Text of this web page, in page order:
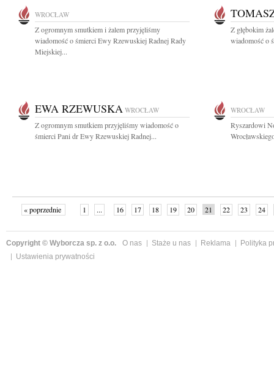
WROCŁAW
Z ogromnym smutkiem i żalem przyjęliśmy
wiadomość o śmierci Ewy Rzewuskiej Radnej Rady
Miejskiej...
Z głębokim
wiadomość o
EWA RZEWUSKA WROCŁAW
Z ogromnym smutkiem przyjęliśmy wiadomość o
śmierci Pani dr Ewy Rzewuskiej Radnej...
WROCŁAW
Ryszardowi
« poprzednie 1 ... 16 17 18 19 20 21 22 23
24
Copyright © Wyborcza sp. z o.o. O nas Staże u nas Reklama
Polityka
Ustawienia prywatności